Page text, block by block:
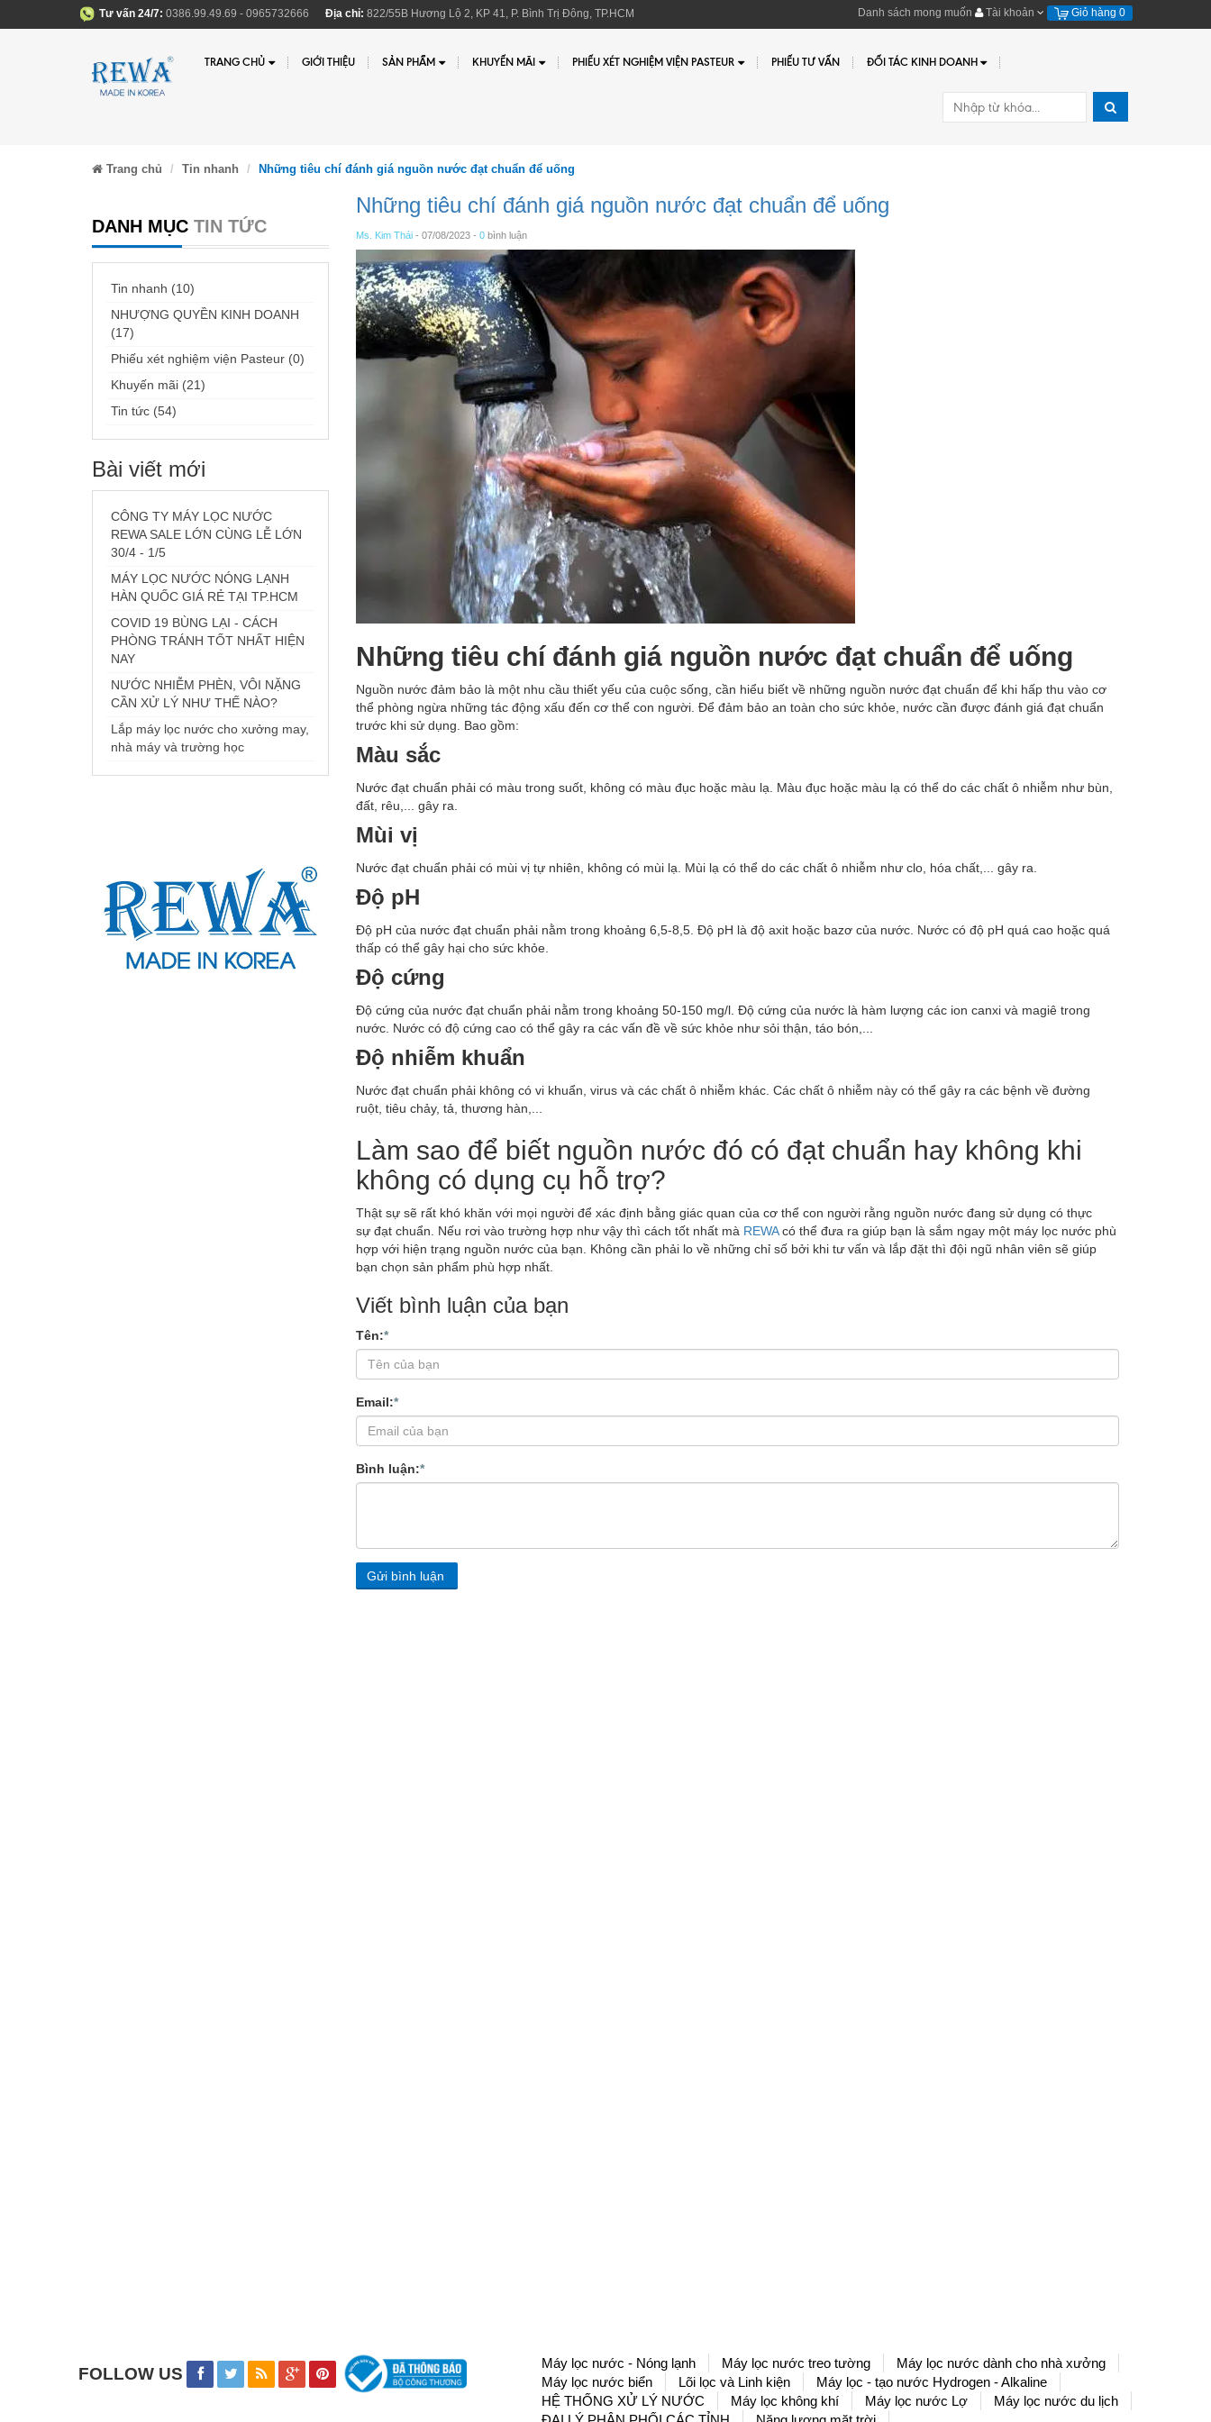
Tư vấn 24/7: 0386.99.49.69 - 0965732666 Địa chỉ: 822/55B Hương Lộ 2, KP 41, P. Bình Trị Đông, TP.HCM Danh sách mong muốn Tài khoản Giỏ hàng 0
TRANG CHỦ GIỚI THIỆU SẢN PHẨM KHUYẾN MÃI PHIẾU XÉT NGHIỆM VIỆN PASTEUR PHIẾU TƯ VẤN ĐỐI TÁC KINH DOANH
Trang chủ Tin nhanh Những tiêu chí đánh giá nguồn nước đạt chuẩn để uống
DANH MỤC TIN TỨC
Tin nhanh (10)
NHƯỢNG QUYỀN KINH DOANH
(17)
Phiếu xét nghiệm viện Pasteur (0)
Khuyến mãi (21)
Tin tức (54)
Bài viết mới
CÔNG TY MÁY LỌC NƯỚC
REWA SALE LỚN CÙNG LỄ LỚN
30/4 - 1/5
MÁY LỌC NƯỚC NÓNG LẠNH
HÀN QUỐC GIÁ RẺ TẠI TP.HCM
COVID 19 BÙNG LẠI - CÁCH
PHÒNG TRÁNH TỐT NHẤT HIỆN
NAY
NƯỚC NHIỄM PHÈN, VÔI NẶNG
CẦN XỬ LÝ NHƯ THẾ NÀO?
Lắp máy lọc nước cho xưởng may,
nhà máy và trường học
Những tiêu chí đánh giá nguồn nước đạt chuẩn để uống
Ms. Kim Thái- 07/08/2023 - 0bình luận
Những tiêu chí đánh giá nguồn nước đạt chuẩn để uống
Nguồn nước đảm bảo là một nhu cầu thiết yếu của cuộc sống, cần hiểu biết về những nguồn nước đạt chuẩn để khi hấp thu vào cơ
thể phòng ngừa những tác động xấu đến cơ thể con người. Để đảm bảo an toàn cho sức khỏe, nước cần được đánh giá đạt chuẩn
trước khi sử dụng. Bao gồm:
Màu sắc
Nước đạt chuẩn phải có màu trong suốt, không có màu đục hoặc màu lạ. Màu đục hoặc màu lạ có thể do các chất ô nhiễm như bùn,
đất, rêu,... gây ra.
Mùi vị
Nước đạt chuẩn phải có mùi vị tự nhiên, không có mùi lạ. Mùi lạ có thể do các chất ô nhiễm như clo, hóa chất,... gây ra.
Độ pH
Độ pH của nước đạt chuẩn phải nằm trong khoảng 6,5-8,5. Độ pH là độ axit hoặc bazơ của nước. Nước có độ pH quá cao hoặc quá
thấp có thể gây hại cho sức khỏe.
Độ cứng
Độ cứng của nước đạt chuẩn phải nằm trong khoảng 50-150 mg/l. Độ cứng của nước là hàm lượng các ion canxi và magiê trong
nước. Nước có độ cứng cao có thể gây ra các vấn đề về sức khỏe như sỏi thận, táo bón,...
Độ nhiễm khuẩn
Nước đạt chuẩn phải không có vi khuẩn, virus và các chất ô nhiễm khác. Các chất ô nhiễm này có thể gây ra các bệnh về đường
ruột, tiêu chảy, tả, thương hàn,...
Làm sao để biết nguồn nước đó có đạt chuẩn hay không khi
không có dụng cụ hỗ trợ?
Thật sự sẽ rất khó khăn với mọi người để xác định bằng giác quan của cơ thể con người rằng nguồn nước đang sử dụng có thực
sự đạt chuẩn. Nếu rơi vào trường hợp như vậy thì cách tốt nhất mà REWAcó thể đưa ra giúp bạn là sắm ngay một máy lọc nước phù
hợp với hiện trạng nguồn nước của bạn. Không cần phải lo về những chỉ số bởi khi tư vấn và lắp đặt thì đội ngũ nhân viên sẽ giúp
bạn chọn sản phẩm phù hợp nhất.
Viết bình luận của bạn
Tên:*
Email:*
Bình luận:*
Gửi bình luận
FOLLOW US
Máy lọc nước - Nóng lạnh Máy lọc nước treo tường
Máy lọc nước dành cho nhà xưởng
Máy lọc nước biển
Lõi lọc và Linh kiện
Máy lọc - tạo nước Hydrogen - Alkaline
HỆ THỐNG XỬ LÝ NƯỚC
Máy lọc không khí Máy lọc nước Lợ
Máy lọc nước du lịch